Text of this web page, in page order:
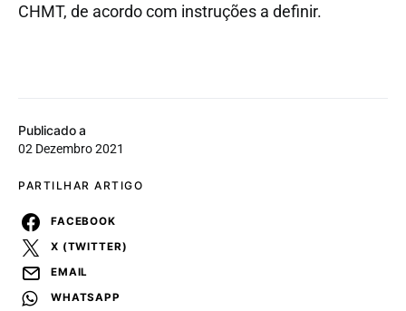
Publicado a
02 Dezembro 2021
PARTILHAR ARTIGO
FACEBOOK
X (TWITTER)
EMAIL
WHATSAPP
CHMT, de acordo com instruções a definir.